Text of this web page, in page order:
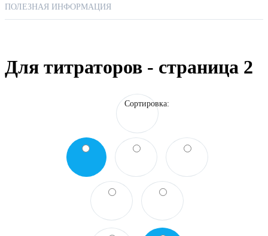
Датчики проводимости
ПОЛЕЗНАЯ ИНФОРМАЦИЯ
Для титраторов - страница 2
Сортировка: